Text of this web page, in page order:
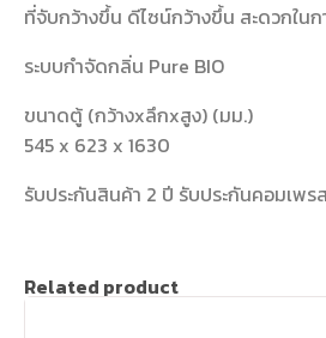
ที่จับกว้างขึ้น ดีไซน์กว้างขึ้น สะดวกในก
ระบบกำจัดกลิ่น Pure BIO
ขนาดตู้ (กว้างxลึกxสูง) (มม.)
545 x 623 x 1630
รับประกันสินค้า 2 ปี รับประกันคอมเพร
Related product